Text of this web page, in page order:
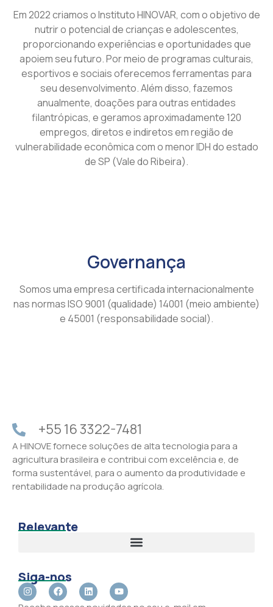
Em 2022 criamos o Instituto HINOVAR, com o objetivo de
nutrir o potencial de crianças e adolescentes,
proporcionando experiências e oportunidades que
apoiem seu futuro. Por meio de programas culturais,
esportivos e sociais oferecemos ferramentas para
seu desenvolvimento. Além disso, fazemos
anualmente, doações para outras entidades
filantrópicas, e geramos aproximadamente 120
empregos, diretos e indiretos em região de
vulnerabilidade econômica com o menor IDH do estado
de SP (Vale do Ribeira).
Governança
Somos uma empresa certificada internacionalmente
nas normas ISO 9001 (qualidade) 14001 (meio ambiente)
e 45001 (responsabilidade social).
+55 16 3322-7481
A HINOVE fornece soluções de alta tecnologia para a
agricultura brasileira e contribui com excelência e, de
forma sustentável, para o aumento da produtividade e
rentabilidade na produção agrícola.
Relevante
Siga-nos